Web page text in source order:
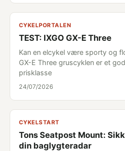
CYKELPORTALEN
TEST: IXGO GX-E Three
Kan en elcykel være sporty og
GX-E Three gruscyklen er et
prisklasse
24/07/2026
CYKELSTART
Tons Seatpost Mount:
din baglygteradar